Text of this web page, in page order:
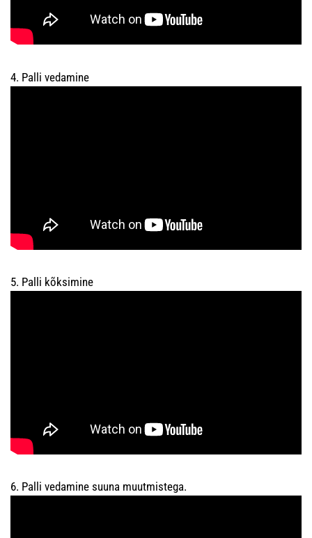
4. Palli vedamine
5. Palli kõksimine
6. Palli vedamine suuna muutmistega.